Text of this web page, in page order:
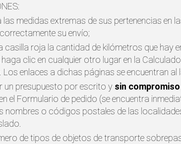
medidas extremas de sus pertenencias en
su envío;
casilla roja la cantidad de kilómetros que hay
clic en cualquier otro lugar en la
Los enlaces a dichas páginas se encuentran
un presupuesto por escrito y sin compromiso
el Formulario de pedido (se encuentra
nombres o códigos postales de las
de tipos de objetos de transporte